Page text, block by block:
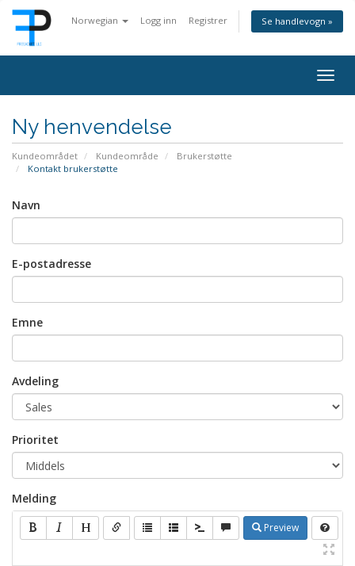
Norwegian Logg inn Registrer Se handlevogn »
Ny henvendelse
Kundeområdet Kundeområde
Brukerstøtte
Kontakt brukerstøtte
Navn
E-postadresse
Emne
Avdeling
Prioritet
Melding
Preview